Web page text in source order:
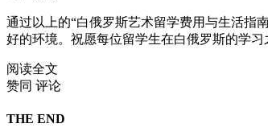
通过以上的“白俄罗斯艺术留学费用与生活指
好的环境。祝愿每位留学生在白俄罗斯的学
阅读全文
赞同 评论
THE END